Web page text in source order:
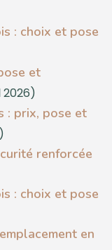
: choix et pose
et
2026)
: prix, pose et
renforcée
: choix et pose
en